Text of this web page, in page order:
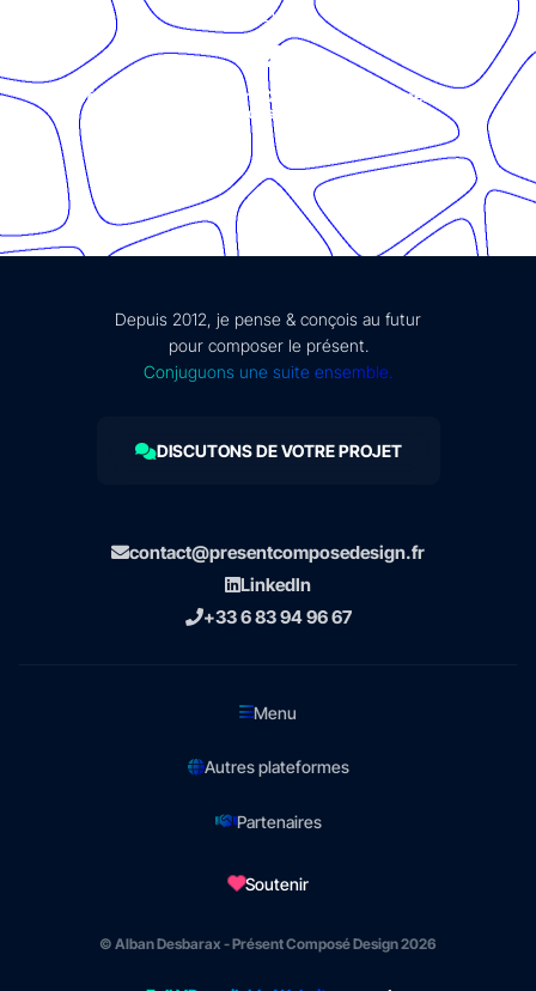
© Présent Composé design - 2024 - Tous droits réservés -
mentions légales
Depuis 2012, je pense & conçois au futur
pour composer le présent.
Conjuguons une suite ensemble.
DISCUTONS DE VOTRE PROJET
contact@presentcomposedesign.fr
LinkedIn
+33 6 83 94 96 67
Menu
Autres plateformes
Partenaires
Soutenir
© Alban Desbarax - Présent Composé Design 2026